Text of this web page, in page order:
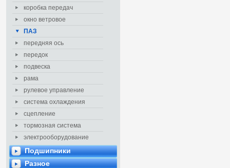
коробка передач
окно ветровое
ПАЗ
передняя ось
передок
подвеска
рама
рулевое управление
система охлаждения
сцепление
тормозная система
электрооборудование
Подшипники
Разное